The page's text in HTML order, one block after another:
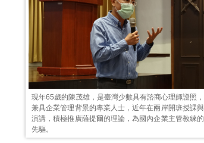
現年65歲的陳茂雄，是臺灣少數具有諮商心理師證照，
兼具企業管理背景的專業人士，近年在兩岸開班授課與
演講，積極推廣薩提爾的理論，為國內企業主管教練的
先驅。